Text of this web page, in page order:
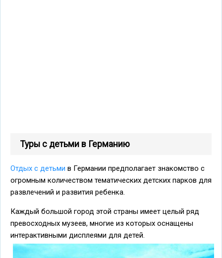
Туры с детьми в Германию
Отдых с детьми в Германии предполагает знакомство с
огромным количеством тематических детских парков для
развлечений и развития ребенка.
Каждый большой город этой страны имеет целый ряд
превосходных музеев, многие из которых оснащены
интерактивными дисплеями для детей.